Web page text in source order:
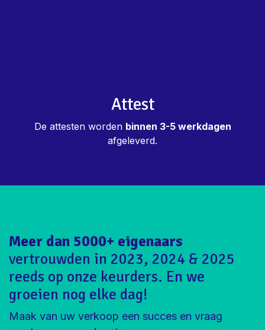
Attest
De attesten worden binnen 3-5 werkdagen
afgeleverd.
Meer dan 5000+ eigenaars
vertrouwden in 2023, 2024 & 2025
reeds op onze keurders. En we
groeien nog elke dag!
Maak van uw verkoop een succes en vraag